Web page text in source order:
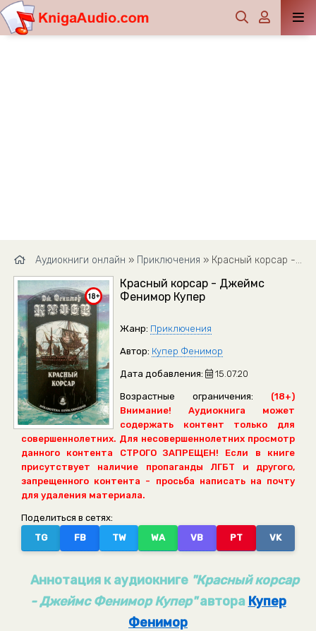
Аудиокниги онлайн » Приключения » Красный корсар - Джеймс Фенимор Купер
Красный корсар - Джеймс
Фенимор Купер
Жанр: Приключения
Автор: Купер Фенимор
Дата добавления: 15.07.20
Возрастные ограничения:
(18+)
Внимание! Аудиокнига может
содержать контент только для
совершеннолетних. Для несовершеннолетних просмотр
данного контента СТРОГО ЗАПРЕЩЕН! Если в книге
присутствует наличие пропаганды ЛГБТ и другого,
запрещенного контента - просьба написать на почту
для удаления материала.
Поделиться в сетях:
TG
FB TW WA VB PT VK
Аннотация к аудиокниге "Красный корсар
- Джеймс Фенимор Купер"автора Купер
Фенимор